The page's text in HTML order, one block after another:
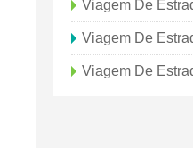
Viagem De
Viagem De
Viagem De